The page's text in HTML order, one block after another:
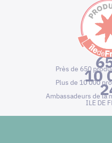
Près de 65010
Plus de 10 000
Ambassadeurs de la
ILE DE